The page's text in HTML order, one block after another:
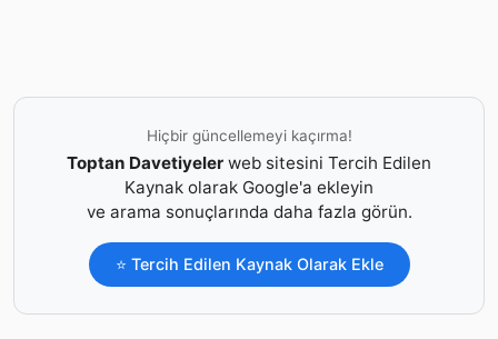
Hiçbir güncellemeyi kaçırma!
Toptan Davetiyeler web sitesini Tercih Edilen
Kaynak olarak Google'a ekleyin
ve arama sonuçlarında daha fazla görün.
⭐ Tercih Edilen Kaynak Olarak Ekle